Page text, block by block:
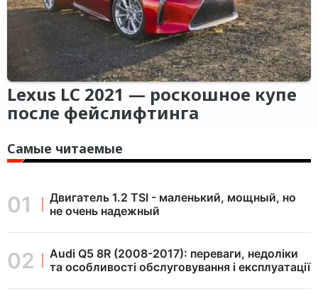
Lexus LC 2021 — роскошное купе
после фейслифтинга
Самые читаемые
Двигатель 1.2 TSI - маленький, мощный, но
не очень надежный
Audi Q5 8R (2008-2017): переваги, недоліки
та особливості обслуговування і експлуатації